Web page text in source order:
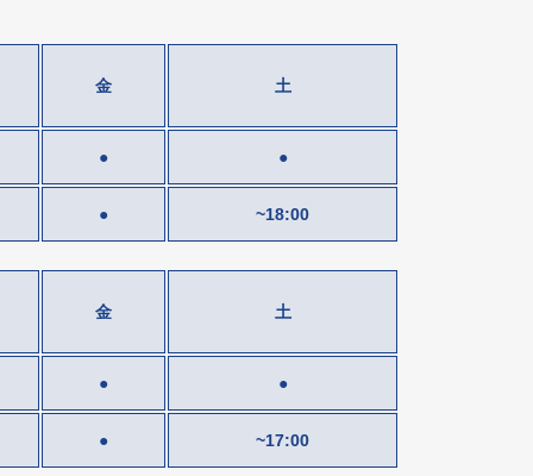
金 土
● ●
● ~18:00
金 土
● ●
● ~17:00